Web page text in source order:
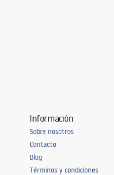
Información
Sobre nosotros
Contacto
Blog
Términos y condiciones